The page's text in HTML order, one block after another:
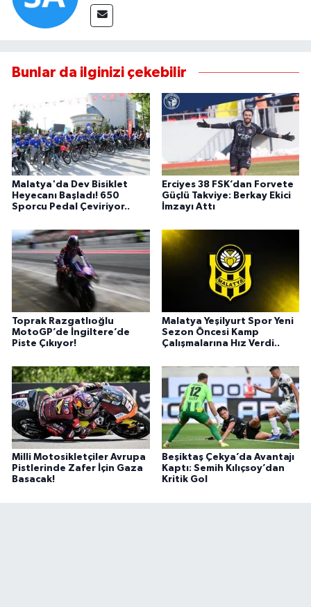
Bunlar da ilginizi çekebilir
Malatya'da Dev Bisiklet
Heyecanı Başladı! 650
Sporcu Pedal Çeviriyor..
Erciyes 38 FSK’dan Forvete
Güçlü Takviye: Berkay Ekici
İmzayı Attı
Toprak Razgatlıoğlu
MotoGP’de İngiltere’de
Piste Çıkıyor!
Malatya Yeşilyurt Spor Yeni
Sezon Öncesi Kamp
Çalışmalarına Hız Verdi..
Milli Motosikletçiler Avrupa
Pistlerinde Zafer İçin Gaza
Basacak!
Beşiktaş Çekya’da Avantajı
Kaptı: Semih Kılıçsoy’dan
Kritik Gol